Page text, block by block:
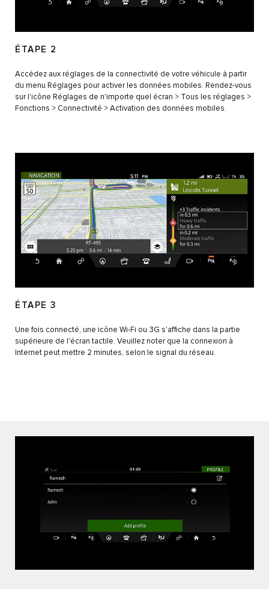
ÉTAPE 2
Accédez aux réglages de la connectivité de votre véhicule à partir
du menu Réglages pour activer les données mobiles. Rendez-vous
sur l'icône Réglages de n'importe quel écran > Tous les réglages >
Fonctions > Connectivité > Activation des données mobiles.
ÉTAPE 3
Une fois connecté, une icône Wi-Fi ou 3G s'affiche dans la partie
supérieure de l'écran tactile. Veuillez noter que la connexion à
Internet peut mettre 2 minutes, selon le signal du réseau.